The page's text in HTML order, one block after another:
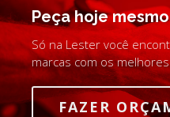
Peça hoje
Só na Lester você
marcas com os
FAZER